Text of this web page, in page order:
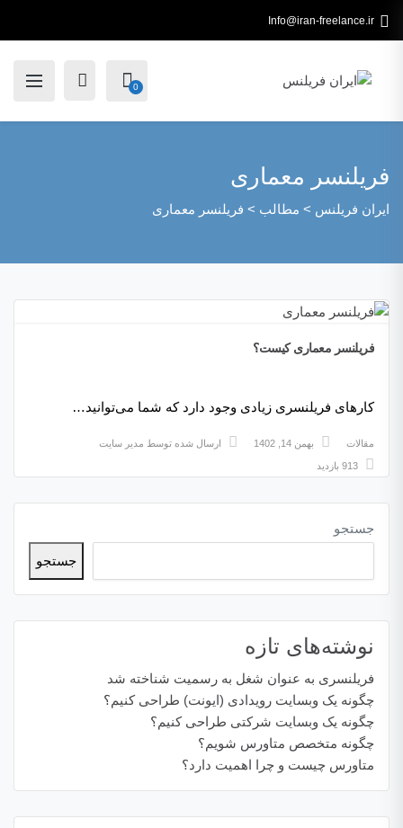
Info@iran-freelance.ir
0
فریلنسر معماری
ایران فریلنس > مطالب > فریلنسر معماری
فریلنسر معماری کیست؟
کارهای فریلنسری زیادی وجود دارد که شما می‌توانید…
مقالات بهمن 14, 1402 ارسال شده توسط مدیر سایت
جستجو
جستجو
نوشته‌های تازه
فریلنسری به عنوان شغل به رسمیت شناخته شد
چگونه یک وبسایت رویدادی (ایونت) طراحی کنیم؟
چگونه یک وبسایت شرکتی طراحی کنیم؟
چگونه متخصص متاورس شویم؟
متاورس چیست و چرا اهمیت دارد؟